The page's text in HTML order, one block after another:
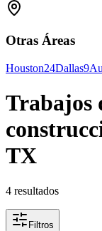
Otras Áreas
Houston24Dallas9
Trabajos
TX
4 resultados
Filtros